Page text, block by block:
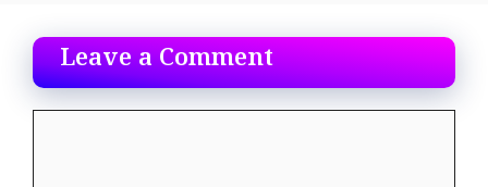
Leave a Comment